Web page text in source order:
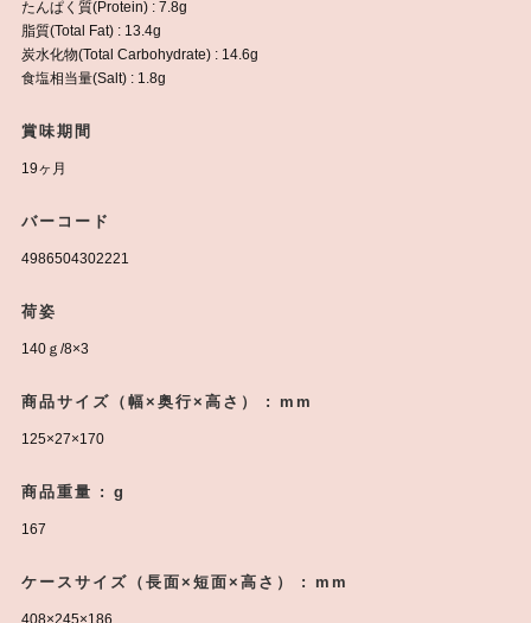
1食分（140g）当たり
エネルギー(Energy) : 210kcal
たんぱく質(Protein) : 7.8g
脂質(Total Fat) : 13.4g
食塩相当量(Salt) : 1.8g
19ヶ月
4986504302221
140ｇ/8×3
125×27×170
167